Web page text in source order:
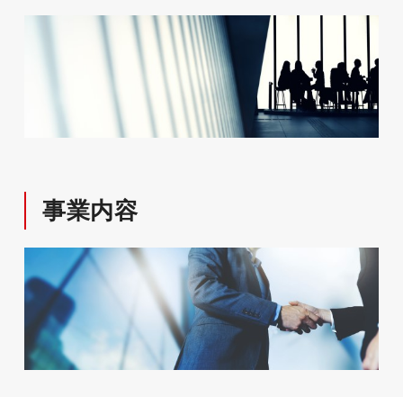
事業内容